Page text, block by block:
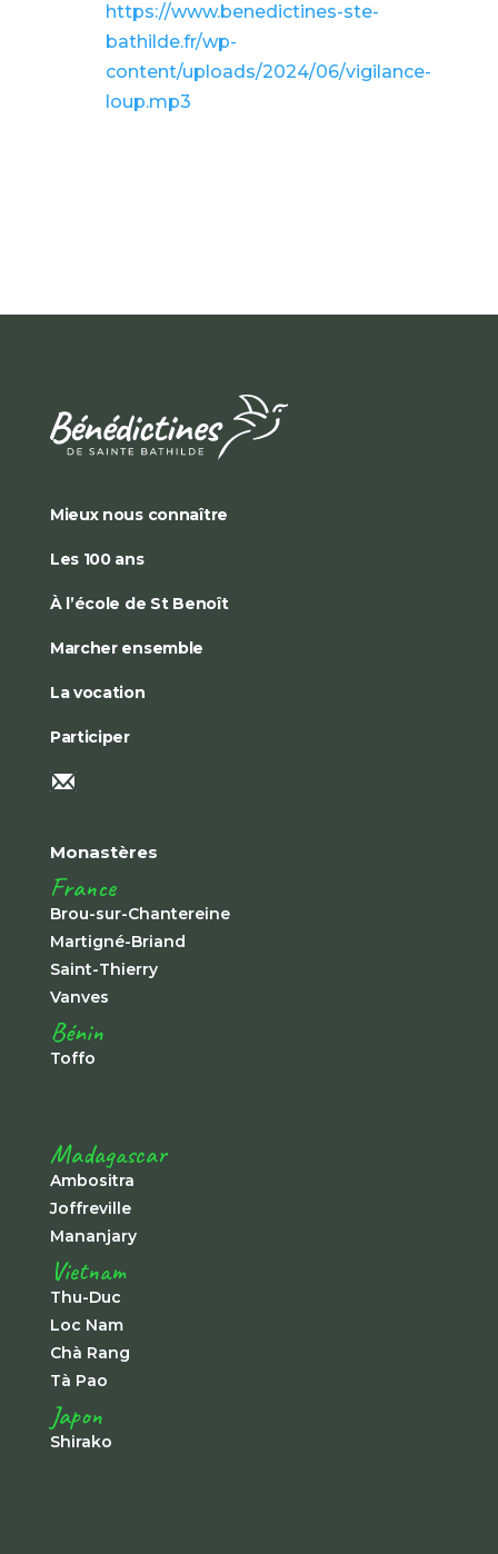
https://www.benedictines-ste-
bathilde.fr/wp-
content/uploads/2024/06/vigilance-
loup.mp3
Mieux nous connaître
Les 100 ans
À l’école de St Benoît
Marcher ensemble
La vocation
Participer
Monastères
France
Brou-sur-Chantereine
Martigné-Briand
Saint-Thierry
Vanves
Bénin
Toffo
Madagascar
Ambositra
Joffreville
Mananjary
Vietnam
Thu-Duc
Loc Nam
Chà Rang
Tà Pao
Japon
Shirako